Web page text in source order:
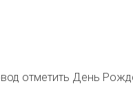
отметить День